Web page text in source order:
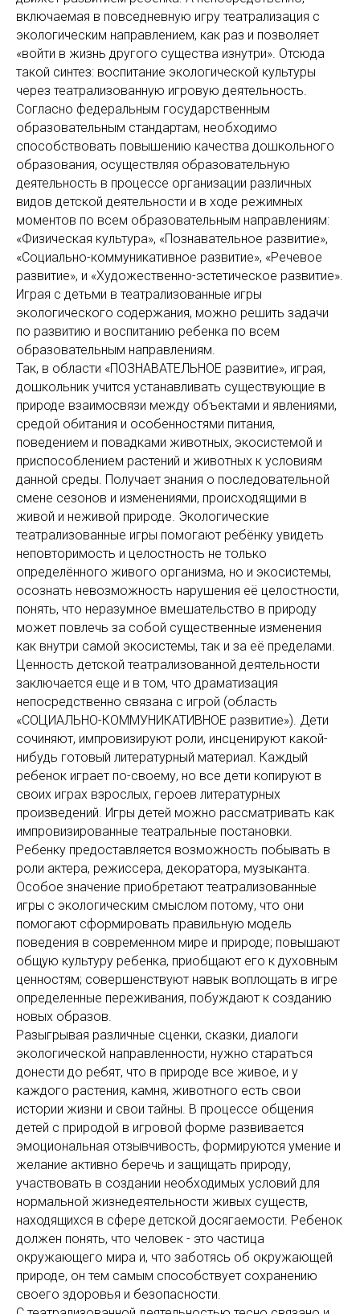
включаемая в повседневную игру театрализация с
экологическим направлением, как раз и позволяет
«войти в жизнь другого существа изнутри». Отсюда
такой синтез: воспитание экологической культуры
через театрализованную игровую деятельность.
Согласно федеральным государственным
образовательным стандартам, необходимо
способствовать повышению качества дошкольного
образования, осуществляя образовательную
деятельность в процессе организации различных
видов детской деятельности и в ходе режимных
моментов по всем образовательным направлениям:
«Физическая культура», «Познавательное развитие»,
«Социально-коммуникативное развитие», «Речевое
развитие», и «Художественно-эстетическое развитие».
Играя с детьми в театрализованные игры
экологического содержания, можно решить задачи
по развитию и воспитанию ребенка по всем
образовательным направлениям.
Так, в области «ПОЗНАВАТЕЛЬНОЕ развитие», играя,
дошкольник учится устанавливать существующие в
природе взаимосвязи между объектами и явлениями,
средой обитания и особенностями питания,
поведением и повадками животных, экосистемой и
приспособлением растений и животных к условиям
данной среды. Получает знания о последовательной
смене сезонов и изменениями, происходящими в
живой и неживой природе. Экологические
театрализованные игры помогают ребёнку увидеть
неповторимость и целостность не только
определённого живого организма, но и экосистемы,
осознать невозможность нарушения её целостности,
понять, что неразумное вмешательство в природу
может повлечь за собой существенные изменения
как внутри самой экосистемы, так и за её пределами.
Ценность детской театрализованной деятельности
заключается еще и в том, что драматизация
непосредственно связана с игрой (область
«СОЦИАЛЬНО-КОММУНИКАТИВНОЕ развитие»). Дети
сочиняют, импровизируют роли, инсценируют какой-
нибудь готовый литературный материал. Каждый
ребенок играет по-своему, но все дети копируют в
своих играх взрослых, героев литературных
произведений. Игры детей можно рассматривать как
импровизированные театральные постановки.
Ребенку предоставляется возможность побывать в
роли актера, режиссера, декоратора, музыканта.
Особое значение приобретают театрализованные
игры с экологическим смыслом потому, что они
помогают сформировать правильную модель
поведения в современном мире и природе; повышают
общую культуру ребенка, приобщают его к духовным
ценностям; совершенствуют навык воплощать в игре
определенные переживания, побуждают к созданию
новых образов.
Разыгрывая различные сценки, сказки, диалоги
экологической направленности, нужно стараться
донести до ребят, что в природе все живое, и у
каждого растения, камня, животного есть свои
истории жизни и свои тайны. В процессе общения
детей с природой в игровой форме развивается
эмоциональная отзывчивость, формируются умение и
желание активно беречь и защищать природу,
участвовать в создании необходимых условий для
нормальной жизнедеятельности живых существ,
находящихся в сфере детской досягаемости. Ребенок
должен понять, что человек - это частица
окружающего мира и, что заботясь об окружающей
природе, он тем самым способствует сохранению
своего здоровья и безопасности.